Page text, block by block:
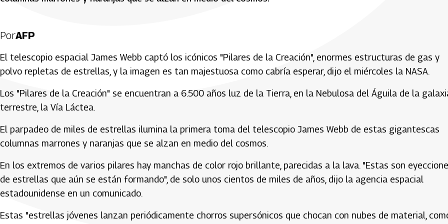
PorAFP
El telescopio espacial James Webb captó los icónicos "Pilares de la Creación", enormes estructuras de gas y
polvo repletas de estrellas, y la imagen es tan majestuosa como cabría esperar, dijo el miércoles la NASA.
Los "Pilares de la Creación" se encuentran a 6.500 años luz de la Tierra, en la Nebulosa del Águila de la
terrestre, la Vía Láctea.
El parpadeo de miles de estrellas ilumina la primera toma del telescopio James Webb de estas gigantescas
columnas marrones y naranjas que se alzan en medio del cosmos.
En los extremos de varios pilares hay manchas de color rojo brillante, parecidas a la lava. "Estas son
de estrellas que aún se están formando", de solo unos cientos de miles de años, dijo la agencia espacial
estadounidense en un comunicado.
Estas "estrellas jóvenes lanzan periódicamente chorros supersónicos que chocan con nubes de material,